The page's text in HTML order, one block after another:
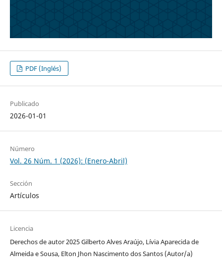
PDF (Inglés)
Publicado
2026-01-01
Número
Vol. 26 Núm. 1 (2026): (Enero-Abril)
Sección
Artículos
Licencia
Derechos de autor 2025 Gilberto Alves Araújo, Lívia Aparecida de
Almeida e Sousa, Elton Jhon Nascimento dos Santos (Autor/a)